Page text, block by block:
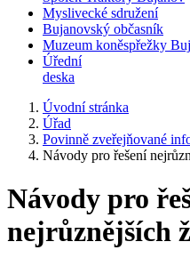
Myslivecké sdružení
Bujanovský občasník
Muzeum koněspřežky
Úřední
deska
Úvodní stránka
Úřad
Povinně zveřejňované
Návody pro řešení
Návody pro
nejrůznějších